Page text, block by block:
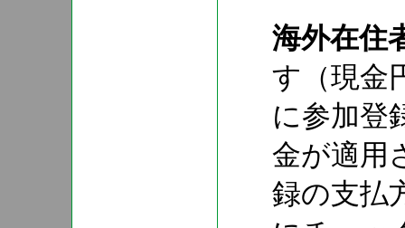
海外在住
す（現金
に参加登
金が適用
録の支払